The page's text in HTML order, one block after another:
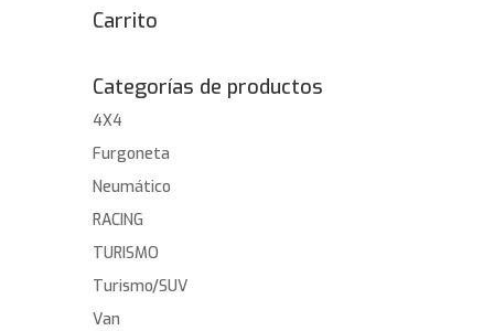
Carrito
Categorías de productos
4X4
Furgoneta
Neumático
RACING
TURISMO
Turismo/SUV
Van